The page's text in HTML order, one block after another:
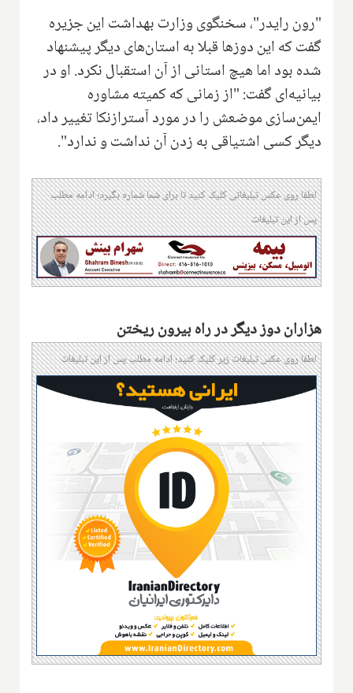
"رون رایدر"، سخنگوی وزارت بهداشت این جزیره
گفت که این دوزها قبلا به استان‌های دیگر پیشنهاد
شده بود اما هیچ استانی از آن استقبال نکرد. او در
بیانیه‌ای گفت: "از زمانی که کمیته مشاوره
ایمن‌سازی موضعش را در مورد آسترازنکا تغییر داد،
دیگر کسی اشتیاقی به زدن آن نداشت و ندارد".
لطفا روی عکس تبلیغاتی کلیک کنید تا برای شما شماره بگیرد؛ ادامه مطلب
پس از این تبلیغات
هزاران دوز دیگر در راه بیرون ریختن
لطفا روی عکس تبلیغات زیر کلیک کنید؛ ادامه مطلب پس از این تبلیغات